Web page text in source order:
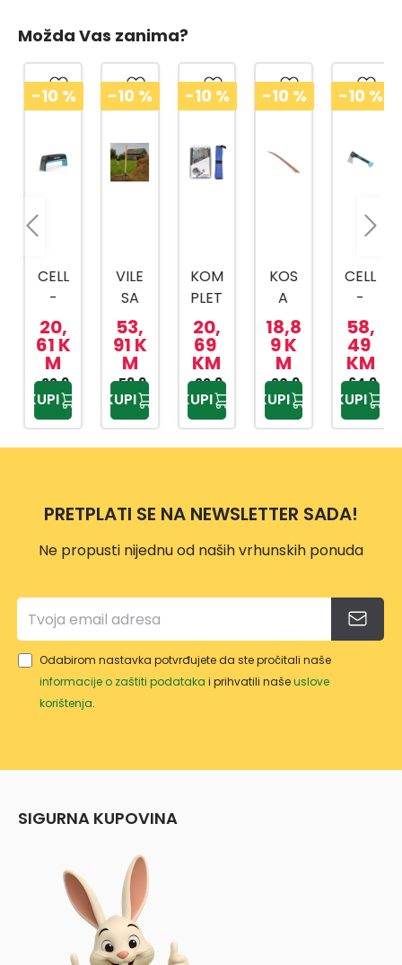
Možda Vas zanima?
-10%
CELL
-
FAST
OŠTR
AČ
ZA
NOŽE
VE,SJ
EKIRE
20,
61 K
M
22,9
0 KM
KUPI
-10%
VILE
SA
TRI
ZUPC
A I
DRŠK
OM
53,
91 K
M
59,9
0 KM
KUPI
-10%
KOM
PLET
ZA
OŠTR
ENJE
LANC
A
MOT
ORN
VP114
20,
69
KM
22,9
9 KM
KUPI
-10%
KOS
A
80C
M
18,8
9 K
M
20,9
9 KM
KUPI
-10%
CELL
-
FAST
SJEKI
RA
U600
ERG
O
58,
49
KM
64,9
9 KM
KUPI
PRETPLATI SE NA NEWSLETTER SADA!
Ne propusti nijednu od naših vrhunskih ponuda
Odabirom nastavka potvrđujete da ste pročitali naše
informacije o zaštiti podataka i prihvatili našeuslove
korištenja.
SIGURNA KUPOVINA